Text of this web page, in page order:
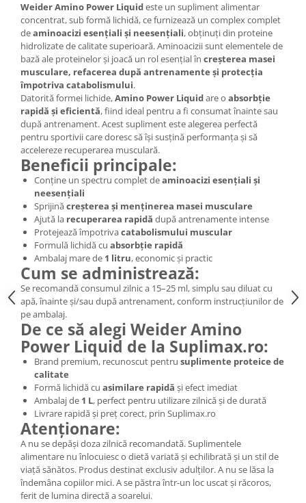
Weider Amino Power Liquideste un supliment alimentar
concentrat, sub formă lichidă, ce furnizează un complex complet
deaminoacizi esențiali și neesențiali, obținuți din proteine
hidrolizate de calitate superioară. Aminoacizii sunt elementele de
bază ale proteinelor și joacă un rol esențial în creșterea masei
musculare, refacerea după antrenamente și protecția
împotriva catabolismului.
Datorită formei lichide,Amino Power Liquidare o absorbție
rapidă și eficientă, fiind ideal pentru a fi consumat înainte sau
după antrenament. Acest supliment este alegerea perfectă
pentru sportivii care doresc să își susțină performanța și să
accelereze recuperarea musculară.
Beneficii principale:
Conține un spectru complet deaminoacizi esențiali și
neesențiali
Sprijinăcreșterea și menținerea masei musculare
Ajută la recuperarea rapidă după antrenamente intense
Protejează împotrivacatabolismului muscular
Formulă lichidă cu absorbție rapidă
Ambalaj mare de 1 litru, economic și practic
Cum se administrează:
Se recomandă consumul zilnic a 15–25 ml, simplu sau diluat cu
apă, înainte și/sau după antrenament, conform instrucțiunilor de
pe ambalaj.
De ce să alegi Weider Amino
Power Liquid de la Suplimax.ro:
Brand premium, recunoscut pentru suplimente proteice de
calitate
Formă lichidă cu asimilare rapidă și efect imediat
Ambalaj de 1 L, perfect pentru utilizare zilnică și de durată
Livrare rapidă și preț corect, prin Suplimax.ro
Atenționare:
A nu se depăși doza zilnică recomandată. Suplimentele
alimentare nu înlocuiesc o dietă variată și echilibrată și un stil de
viață sănătos. Produs destinat exclusiv adulților. A nu se lăsa la
îndemâna copiilor mici. A se păstra într-un loc uscat și răcoros,
ferit de lumina directă a soarelui.